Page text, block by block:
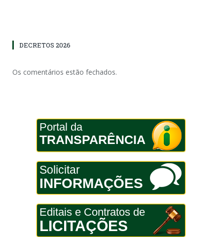
DECRETOS 2026
Os comentários estão fechados.
Portal da
TRANSPARÊNCIA
Solicitar
INFORMAÇÕES
Editais e Contratos de
LICITAÇÕES